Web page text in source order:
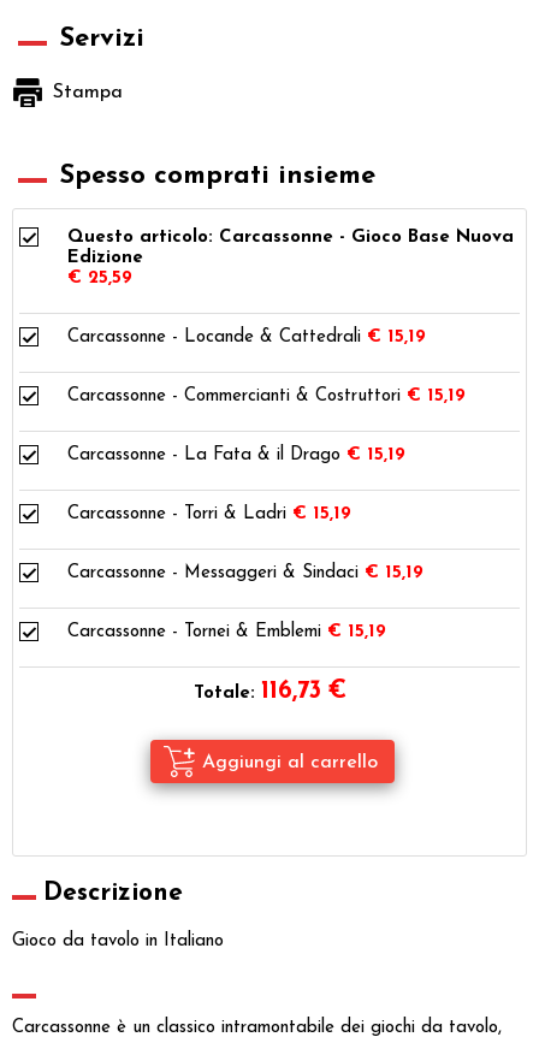
Servizi
Stampa
Spesso comprati insieme
Questo articolo: Carcassonne - Gioco Base Nuova
Edizione
€ 25,59
Carcassonne - Locande & Cattedrali € 15,19
Carcassonne - Commercianti & Costruttori € 15,19
Carcassonne - La Fata & il Drago € 15,19
Carcassonne - Torri & Ladri € 15,19
Carcassonne - Messaggeri & Sindaci € 15,19
Carcassonne - Tornei & Emblemi € 15,19
Totale: 116,73 €
Descrizione
Gioco da tavolo in Italiano
Carcassonne è un classico intramontabile dei giochi da tavolo,